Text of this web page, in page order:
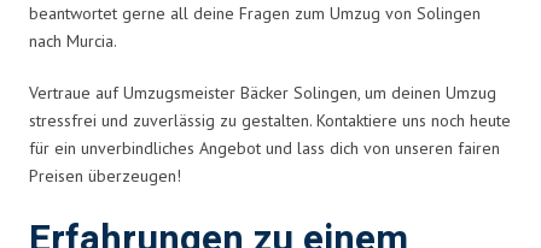
beantwortet gerne all deine Fragen zum Umzug von Solingen
nach Murcia.
Vertraue auf Umzugsmeister Bäcker Solingen, um deinen Umzug
stressfrei und zuverlässig zu gestalten. Kontaktiere uns noch heute
für ein unverbindliches Angebot und lass dich von unseren fairen
Preisen überzeugen!